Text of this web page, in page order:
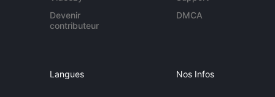
Devenir
contributeur
DMCA
Langues Nos Infos